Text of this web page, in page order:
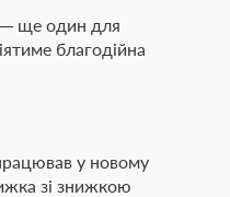
ще один для
благодійна
у новому
зі знижкою